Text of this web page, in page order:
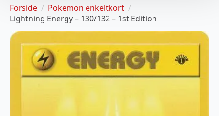
Forside
Pokemon enkeltkort
Lightning Energy – 130/132 – 1st Edition